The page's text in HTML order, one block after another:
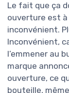
Le fait que ça
ouverture est
inconvénient.
Inconvénient,
l’emmener au
marque
ouverture, ce
bouteille,